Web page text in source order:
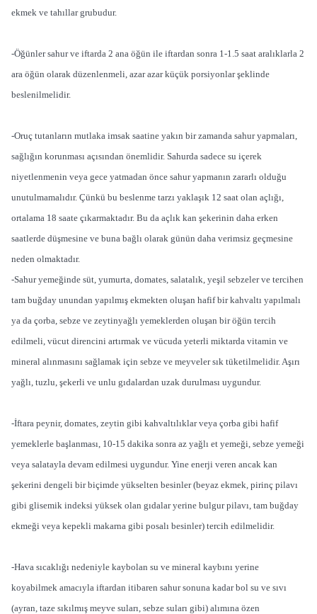
ekmek ve tahıllar grubudur.
-Öğünler sahur ve iftarda 2 ana öğün ile iftardan sonra 1-1.5 saat aralıklarla 2
ara öğün olarak düzenlenmeli, azar azar küçük porsiyonlar şeklinde
beslenilmelidir.
-Oruç tutanların mutlaka imsak saatine yakın bir zamanda sahur yapmaları,
sağlığın korunması açısından önemlidir. Sahurda sadece su içerek
niyetlenmenin veya gece yatmadan önce sahur yapmanın zararlı olduğu
unutulmamalıdır. Çünkü bu beslenme tarzı yaklaşık 12 saat olan açlığı,
ortalama 18 saate çıkarmaktadır. Bu da açlık kan şekerinin daha erken
saatlerde düşmesine ve buna bağlı olarak günün daha verimsiz geçmesine
neden olmaktadır.
-Sahur yemeğinde süt, yumurta, domates, salatalık, yeşil sebzeler ve tercihen
tam buğday unundan yapılmış ekmekten oluşan hafif bir kahvaltı yapılmalı
ya da çorba, sebze ve zeytinyağlı yemeklerden oluşan bir öğün tercih
edilmeli, vücut direncini artırmak ve vücuda yeterli miktarda vitamin ve
mineral alınmasını sağlamak için sebze ve meyveler sık tüketilmelidir. Aşırı
yağlı, tuzlu, şekerli ve unlu gıdalardan uzak durulması uygundur.
-İftara peynir, domates, zeytin gibi kahvaltılıklar veya çorba gibi hafif
yemeklerle başlanması, 10-15 dakika sonra az yağlı et yemeği, sebze yemeği
veya salatayla devam edilmesi uygundur. Yine enerji veren ancak kan
şekerini dengeli bir biçimde yükselten besinler (beyaz ekmek, pirinç pilavı
gibi glisemik indeksi yüksek olan gıdalar yerine bulgur pilavı, tam buğday
ekmeği veya kepekli makarna gibi posalı besinler) tercih edilmelidir.
-Hava sıcaklığı nedeniyle kaybolan su ve mineral kaybını yerine
koyabilmek amacıyla iftardan itibaren sahur sonuna kadar bol su ve sıvı
(ayran, taze sıkılmış meyve suları, sebze suları gibi) alımına özen